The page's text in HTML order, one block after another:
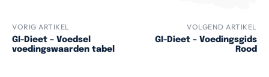
VORIG ARTIKEL
GI-Dieet – Voedsel
voedingswaarden tabel
VOLGEND ARTIKEL
GI-Dieet – Voedingsgids
Rood